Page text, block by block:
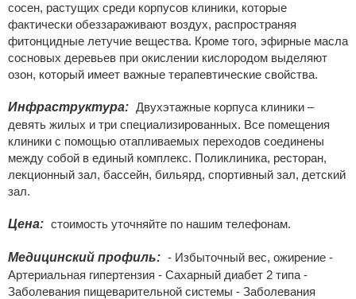
сосен, растущих среди корпусов клиники, которые
фактически обеззараживают воздух, распространяя
фитонцидные летучие вещества. Кроме того, эфирные масла
сосновых деревьев при окислении кислородом выделяют
озон, который имеет важные терапевтические свойства.
Инфраструктура: Двухэтажные корпуса клиники –
девять жилых и три специализированных. Все помещения
клиники с помощью отапливаемых переходов соединены
между собой в единый комплекс. Поликлиника, ресторан,
лекционный зал, бассейн, бильярд, спортивный зал, детский
зал.
Цена: стоимость уточняйте по нашим телефонам.
Медицинский профиль: - Избыточный вес, ожирение -
Артериальная гипертензия - Сахарный диабет 2 типа -
Заболевания пищеварительной системы - Заболевания